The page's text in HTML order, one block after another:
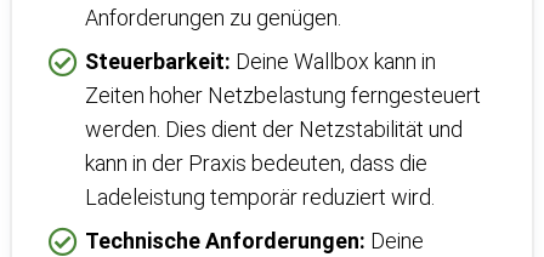
Anforderungen zu genügen.
Steuerbarkeit: Deine Wallbox kann in
Zeiten hoher Netzbelastung ferngesteuert
werden. Dies dient der Netzstabilität und
kann in der Praxis bedeuten, dass die
Ladeleistung temporär reduziert wird.
Technische Anforderungen: Deine